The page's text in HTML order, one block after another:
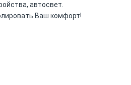
автосвет.
Ваш комфорт!